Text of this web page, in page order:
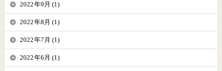
2022年9月 (1)
2022年8月 (1)
2022年7月 (1)
2022年6月 (1)